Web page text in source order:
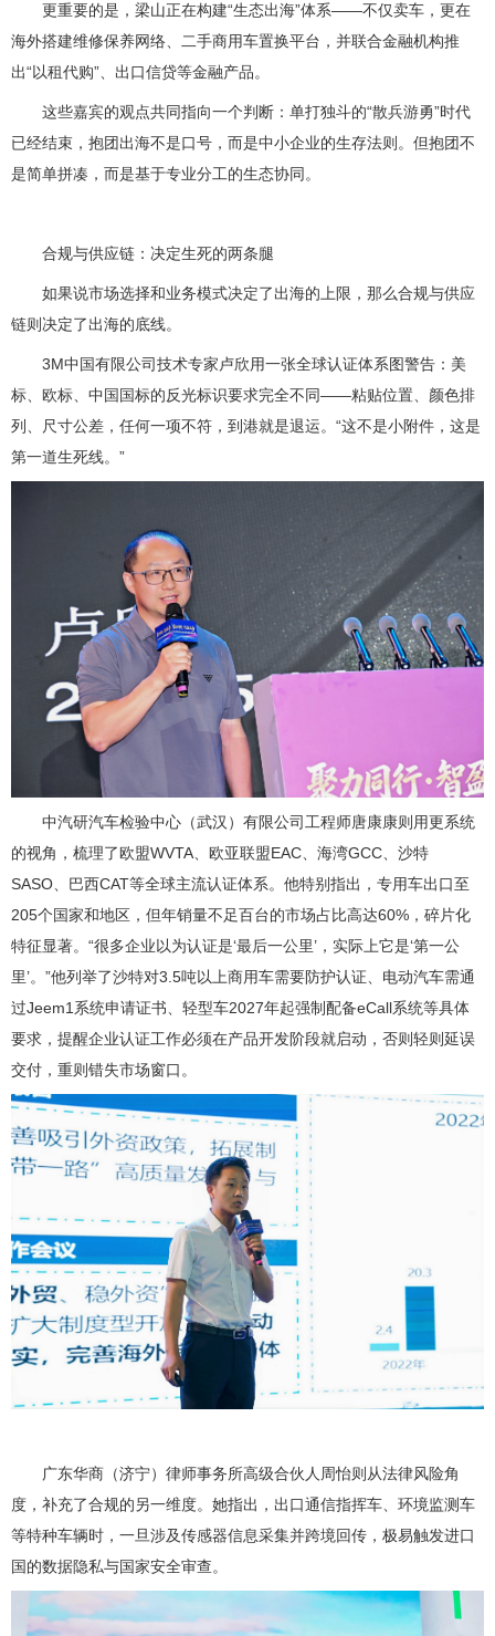
更重要的是，梁山正在构建“生态出海”体系——不仅卖车，更在
海外搭建维修保养网络、二手商用车置换平台，并联合金融机构推
出“以租代购”、出口信贷等金融产品。
这些嘉宾的观点共同指向一个判断：单打独斗的“散兵游勇”时代
已经结束，抱团出海不是口号，而是中小企业的生存法则。但抱团不
是简单拼凑，而是基于专业分工的生态协同。
合规与供应链：决定生死的两条腿
如果说市场选择和业务模式决定了出海的上限，那么合规与供应
链则决定了出海的底线。
3M中国有限公司技术专家卢欣用一张全球认证体系图警告：美
标、欧标、中国国标的反光标识要求完全不同——粘贴位置、颜色排
列、尺寸公差，任何一项不符，到港就是退运。“这不是小附件，这是
第一道生死线。”
中汽研汽车检验中心（武汉）有限公司工程师唐康康则用更系统
的视角，梳理了欧盟WVTA、欧亚联盟EAC、海湾GCC、沙特
SASO、巴西CAT等全球主流认证体系。他特别指出，专用车出口至
205个国家和地区，但年销量不足百台的市场占比高达60%，碎片化
特征显著。“很多企业以为认证是‘最后一公里’，实际上它是‘第一公
里’。”他列举了沙特对3.5吨以上商用车需要防护认证、电动汽车需通
过Jeem1系统申请证书、轻型车2027年起强制配备eCall系统等具体
要求，提醒企业认证工作必须在产品开发阶段就启动，否则轻则延误
交付，重则错失市场窗口。
广东华商（济宁）律师事务所高级合伙人周怡则从法律风险角
度，补充了合规的另一维度。她指出，出口通信指挥车、环境监测车
等特种车辆时，一旦涉及传感器信息采集并跨境回传，极易触发进口
国的数据隐私与国家安全审查。